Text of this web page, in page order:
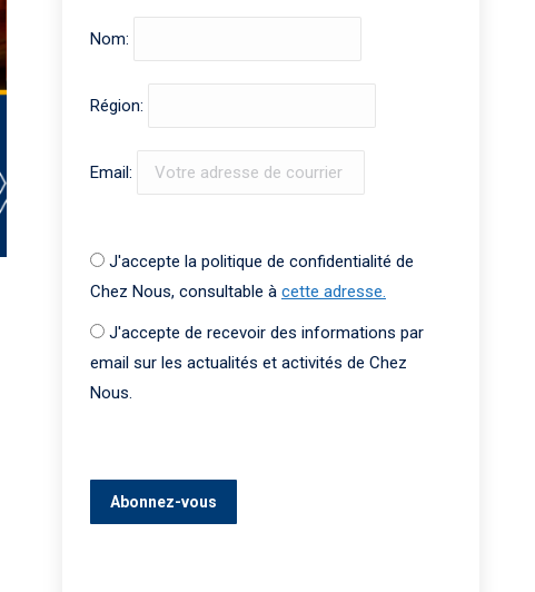
Nom:
Région:
Email:
J'accepte la politique de confidentialité de
Chez Nous, consultable à cette adresse.
J'accepte de recevoir des informations par
email sur les actualités et activités de Chez
Nous.